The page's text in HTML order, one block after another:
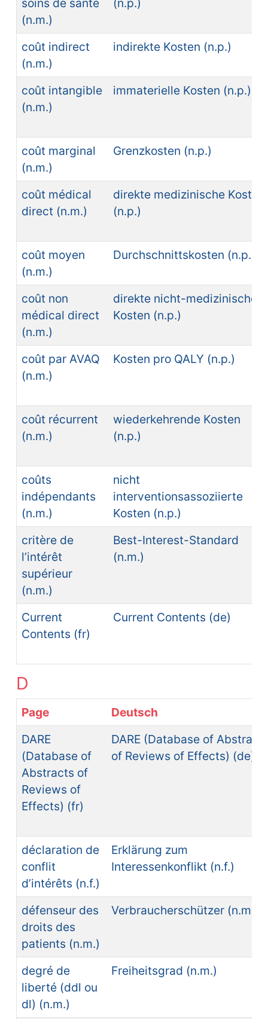
soins de santé
(n.m.)
(n.p.)
coût indirect
(n.m.)
indirekte Kosten (n.p.)
coût intangible
(n.m.)
immaterielle Kosten (n.p.)
coût marginal
(n.m.)
Grenzkosten (n.p.)
coût médical
direct (n.m.)
direkte medizinische Kosten
(n.p.)
coût moyen
(n.m.)
Durchschnittskosten (n.p.)
coût non
médical direct
(n.m.)
direkte nicht-medizinische
Kosten (n.p.)
coût par AVAQ
(n.m.)
Kosten pro QALY (n.p.)
coût récurrent
(n.m.)
wiederkehrende Kosten
(n.p.)
coûts
indépendants
(n.m.)
nicht
interventionsassoziierte
Kosten (n.p.)
critère de
l’intérêt
supérieur
(n.m.)
Best-Interest-Standard
(n.m.)
Current
Contents (fr)
Current Contents (de)
D
Page
Deutsch
DARE
(Database of
Abstracts of
Reviews of
Effects) (fr)
DARE (Database of
of Reviews of Effects) (de)
déclaration de
conflit
d’intérêts (n.f.)
Erklärung zum
Interessenkonflikt (n.f.)
défenseur des
droits des
patients (n.m.)
Verbraucherschützer (n.m.)
degré de
liberté (ddl ou
dl) (n.m.)
Freiheitsgrad (n.m.)